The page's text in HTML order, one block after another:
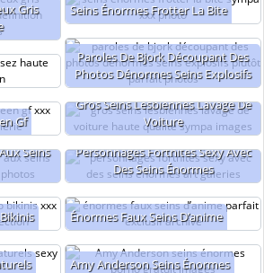
Gris
Seins Énormes Frotter La Bite
Paroles De Bjork Découpant Des
Photos Dénormes Seins Explosifs
Gf
Gros Seins Lesbiennes Lavage De
Voiture
Seins
Personnages Fortnites Sexy Avec
Des Seins Énormes
Énormes Faux Seins D’anime
Amy Anderson Seins Énormes